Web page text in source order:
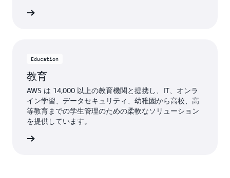
Education
教育
AWS は 14,000 以上の教育機関と提携し、IT、オンラ
イン学習、データセキュリティ、幼稚園から高校、高
等教育までの学生管理のための柔軟なソリューション
を提供しています。